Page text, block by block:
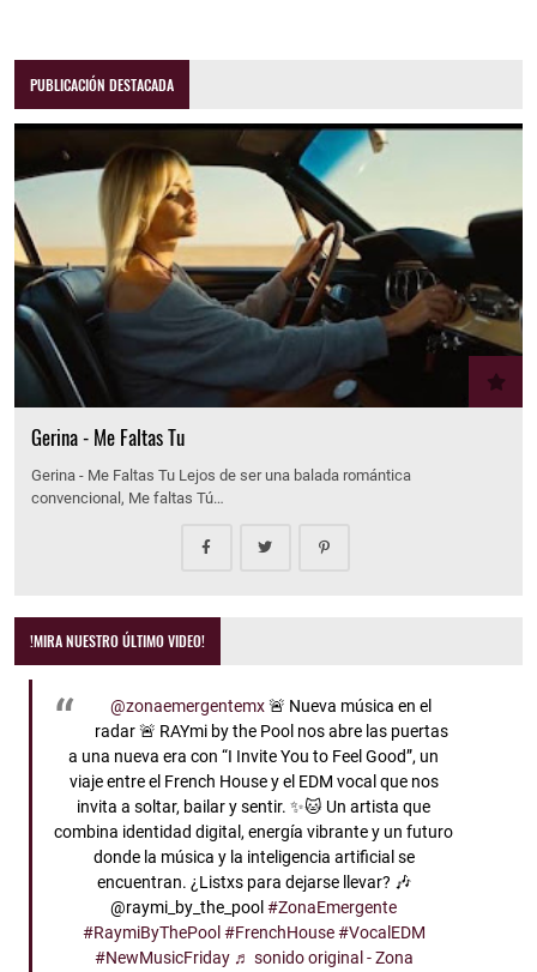
PUBLICACIÓN DESTACADA
Gerina - Me Faltas Tu
Gerina - Me Faltas Tu Lejos de ser una balada romántica
convencional, Me faltas Tú…
!MIRA NUESTRO ÚLTIMO VIDEO!
@zonaemergentemx🚨 Nueva música en el
radar 🚨 RAYmi by the Pool nos abre las puertas
a una nueva era con “I Invite You to Feel Good”, un
viaje entre el French House y el EDM vocal que nos
invita a soltar, bailar y sentir. ✨🐱 Un artista que
combina identidad digital, energía vibrante y un futuro
donde la música y la inteligencia artificial se
encuentran. ¿Listxs para dejarse llevar? 🎶
@raymi_by_the_pool#ZonaEmergente
#RaymiByThePool #FrenchHouse #VocalEDM
#NewMusicFriday ♬ sonido original - Zona